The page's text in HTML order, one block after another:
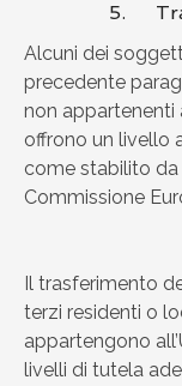
5.
Alcuni dei
precedente
non appartenenti
offrono un livello
come stabilito
Commissione
Il trasferimento
terzi residenti o
appartengono
livelli di tutela